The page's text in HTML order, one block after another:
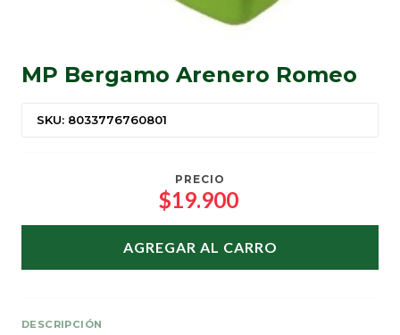
MP Bergamo Arenero Romeo
SKU: 8033776760801
PRECIO
$19.900
AGREGAR AL CARRO
DESCRIPCIÓN